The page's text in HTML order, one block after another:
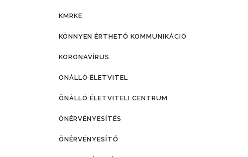
KMRKE
KÖNNYEN ÉRTHETŐ KOMMUNIKÁCIÓ
KORONAVÍRUS
ÖNÁLLÓ ÉLETVITEL
ÖNÁLLÓ ÉLETVITELI CENTRUM
ÖNÉRVÉNYESÍTÉS
ÖNÉRVÉNYESÍTŐ